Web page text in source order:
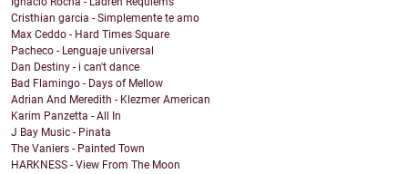
Cristhian garcia - Simplemente te amo
Max Ceddo - Hard Times Square
Pacheco - Lenguaje universal
Dan Destiny - i can't dance
Bad Flamingo - Days of Mellow
Adrian And Meredith - Klezmer American
Karim Panzetta - All In
J Bay Music - Pinata
The Vaniers - Painted Town
HARKNESS - View From The Moon